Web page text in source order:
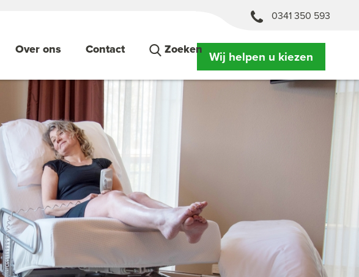
Over ons Contact Zoeken
0341 350 593
Wij helpen u kiezen